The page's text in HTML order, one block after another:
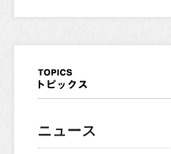
ニュース